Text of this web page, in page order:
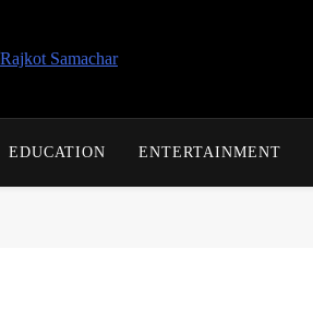
EDUCATION ENTERTAINMENT